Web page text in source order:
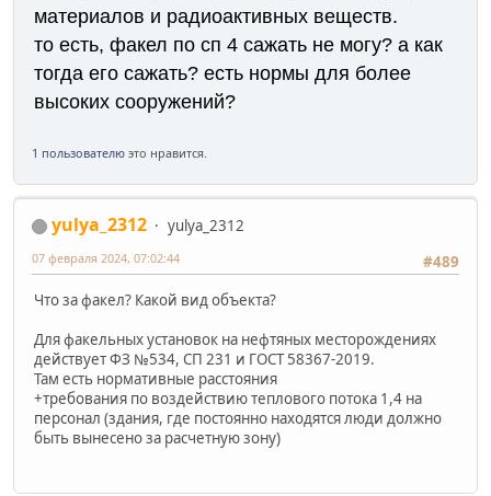
материалов и радиоактивных веществ.
то есть, факел по сп 4 сажать не могу? а как
тогда его сажать? есть нормы для более
высоких сооружений?
1 пользователю это нравится.
yulya_2312
yulya_2312
#489
07 февраля 2024, 07:02:44
Что за факел? Какой вид объекта?
Для факельных установок на нефтяных месторождениях
действует ФЗ №534, СП 231 и ГОСТ 58367-2019.
Там есть нормативные расстояния
+требования по воздействию теплового потока 1,4 на
персонал (здания, где постоянно находятся люди должно
быть вынесено за расчетную зону)